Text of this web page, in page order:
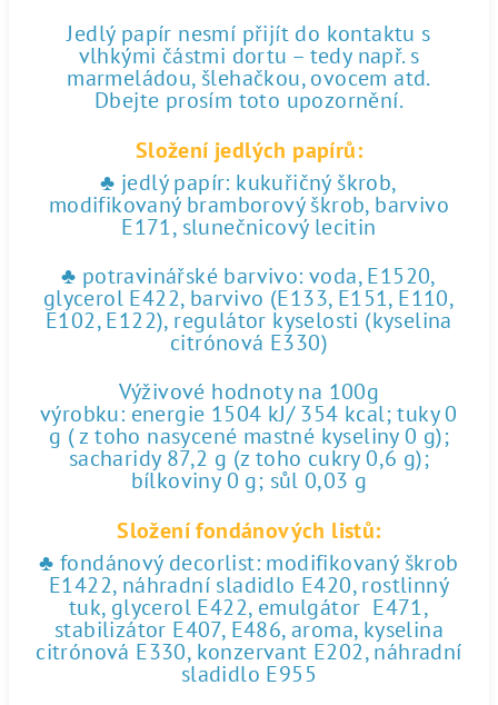
Jedlý papír nesmí přijít do kontaktu s
vlhkými částmi dortu – tedy např. s
marmeládou, šlehačkou, ovocem atd.
Dbejte prosím toto upozornění.
Složení jedlých papírů:
♣ jedlý papír: kukuřičný škrob,
modifikovaný bramborový škrob, barvivo
E171, slunečnicový lecitin
♣ potravinářské barvivo: voda, E1520,
glycerol E422, barvivo (E133, E151, E110,
E102, E122), regulátor kyselosti (kyselina
citrónová E330)
Výživové hodnoty na 100g
výrobku: energie 1504 kJ/ 354 kcal; tuky 0
g ( z toho nasycené mastné kyseliny 0 g);
sacharidy 87,2 g (z toho cukry 0,6 g);
bílkoviny 0 g; sůl 0,03 g
Složení fondánových listů:
♣ fondánový decorlist: modifikovaný škrob
E1422, náhradní sladidlo E420, rostlinný
tuk, glycerol E422, emulgátor E471,
stabilizátor E407, E486, aroma, kyselina
citrónová E330, konzervant E202, náhradní
sladidlo E955